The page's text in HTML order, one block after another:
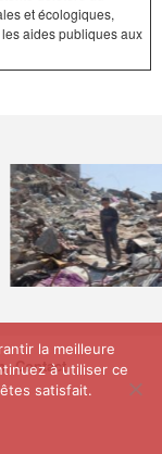
et écologiques,
les aides publiques aux
Contact
la meilleure
à utiliser ce
satisfait.